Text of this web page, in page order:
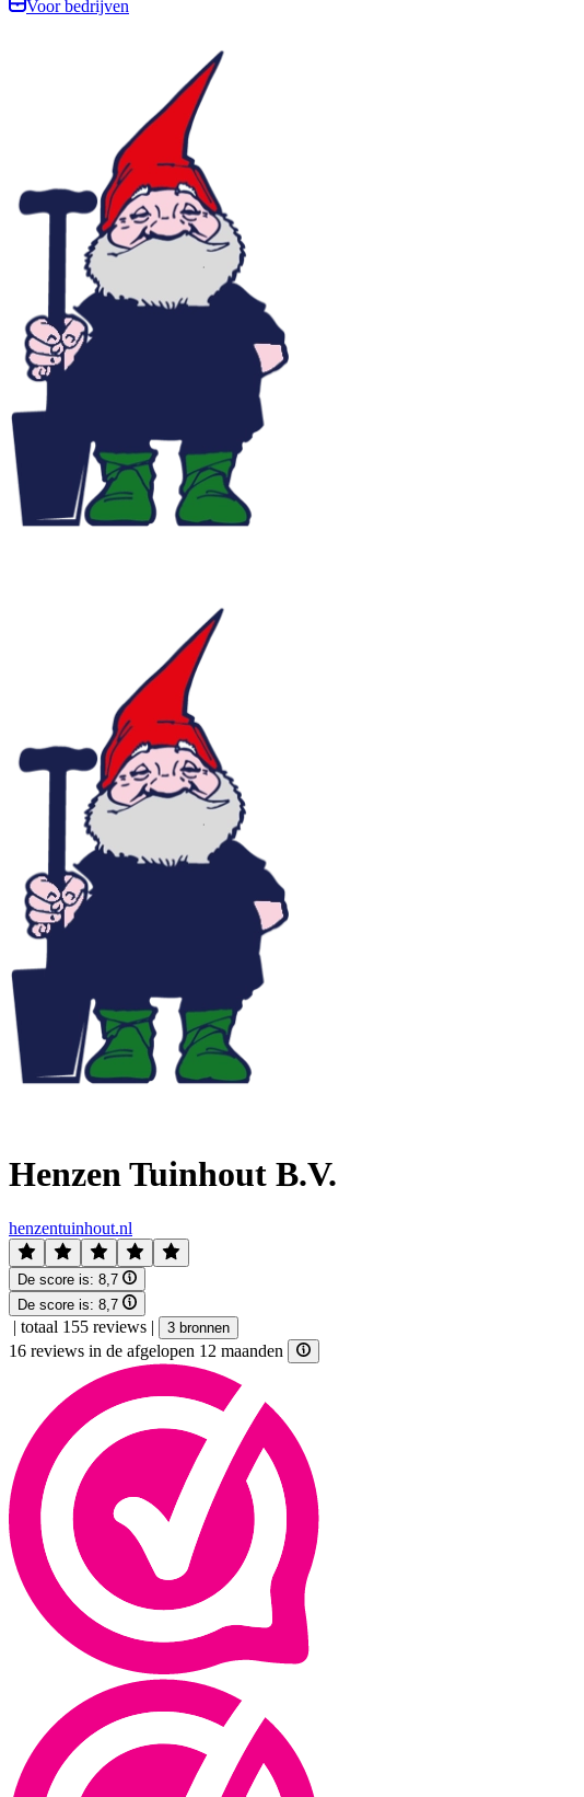
Voor bedrijven
Henzen Tuinhout B.V.
henzentuinhout.nl
De score is: 8,7
De score is: 8,7
| totaal 155 reviews | 3 bronnen
16 reviews in de afgelopen 12 maanden